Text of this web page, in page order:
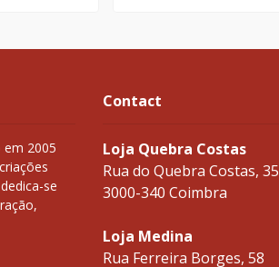
em 2005
se
Contact
Loja Quebra Costas
Rua do Quebra Costas, 35
3000-340 Coimbra
Loja Medina
Rua Ferreira Borges, 58